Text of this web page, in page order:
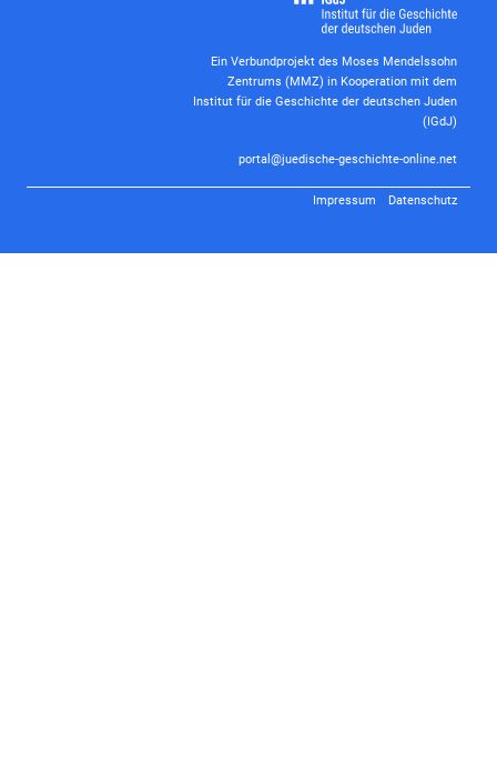
Ein Verbundprojekt des Moses Mendelssohn
Zentrums (MMZ) in Kooperation mit dem
Institut für die Geschichte der deutschen Juden
(IGdJ)
portal@juedische-geschichte-online.net
Impressum Datenschutz